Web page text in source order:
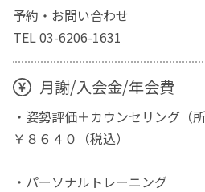
予約・お問い合わせ
TEL 03-6206-1631
月謝/入会金/年会費
・姿勢評価＋カウンセリング（
￥８６４０（税込）
・パーソナルトレーニング